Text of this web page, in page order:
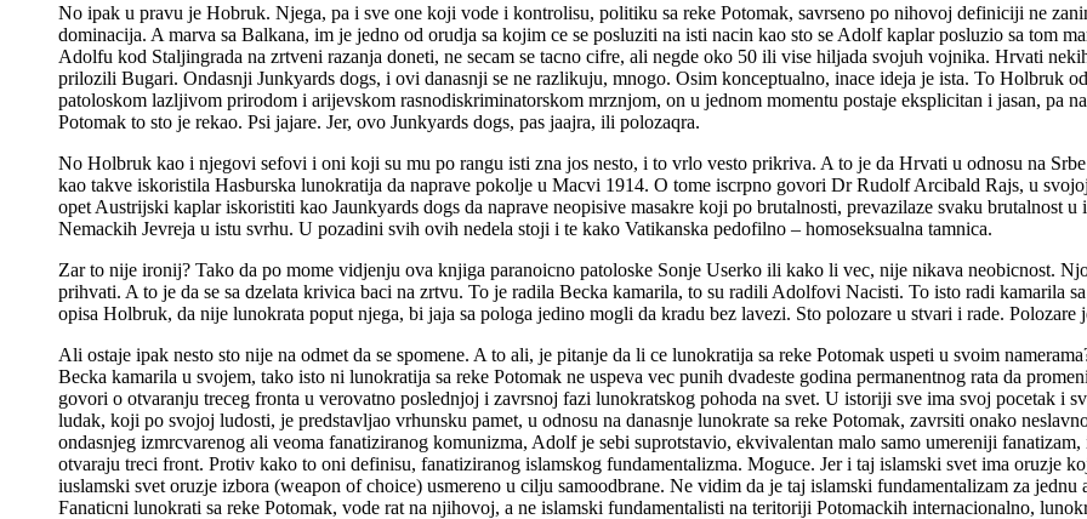
No ipak u pravu je Hobruk. Njega, pa i sve one koji vode i kontrolisu, politiku sa reke Potomak, savrseno po nihovoj definiciji ne
dominacija. A marva sa Balkana, im je jedno od orudja sa kojim ce se posluziti na isti nacin kao sto se Adolf kaplar posluzio sa tom
Adolfu kod Staljingrada na zrtveni razanja doneti, ne secam se tacno cifre, ali negde oko 50 ili vise hiljada svojuh vojnika. Hrvati
prilozili Bugari. Ondasnji Junkyards dogs, i ovi danasnji se ne razlikuju, mnogo. Osim konceptualno, inace ideja je ista. To Holbruk
patoloskom lazljivom prirodom i arijevskom rasnodiskriminatorskom mrznjom, on u jednom momentu postaje eksplicitan i jasan, pa
Potomak to sto je rekao. Psi jajare. Jer, ovo Junkyards dogs, pas jaajra, ili polozaqra.
No Holbruk kao i njegovi sefovi i oni koji su mu po rangu isti zna jos nesto, i to vrlo vesto prikriva. A to je da Hrvati u odnosu na
kao takve iskoristila Hasburska lunokratija da naprave pokolje u Macvi 1914. O tome iscrpno govori Dr Rudolf Arcibald Rajs, u
opet Austrijski kaplar iskoristiti kao Jaunkyards dogs da naprave neopisive masakre koji po brutalnosti, prevazilaze svaku brutalnost
Nemackih Jevreja u istu svrhu. U pozadini svih ovih nedela stoji i te kako Vatikanska pedofilno – homoseksualna tamnica.
Zar to nije ironij? Tako da po mome vidjenju ova knjiga paranoicno patoloske Sonje Userko ili kako li vec, nije nikava neobicnost.
prihvati. A to je da se sa dzelata krivica baci na zrtvu. To je radila Becka kamarila, to su radili Adolfovi Nacisti. To isto radi kamarila
opisa Holbruk, da nije lunokrata poput njega, bi jaja sa pologa jedino mogli da kradu bez lavezi. Sto polozare u stvari i rade.
Ali ostaje ipak nesto sto nije na odmet da se spomene. A to ali, je pitanje da li ce lunokratija sa reke Potomak uspeti u svoim
Becka kamarila u svojem, tako isto ni lunokratija sa reke Potomak ne uspeva vec punih dvadeste godina permanentnog rata da
govori o otvaranju treceg fronta u verovatno poslednjoj i zavrsnoj fazi lunokratskog pohoda na svet. U istoriji sve ima svoj pocetak i
ludak, koji po svojoj ludosti, je predstavljao vrhunsku pamet, u odnosu na danasnje lunokrate sa reke Potomak, zavrsiti onako
ondasnjeg izmrcvarenog ali veoma fanatiziranog komunizma, Adolf je sebi suprotstavio, ekvivalentan malo samo umereniji
otvaraju treci front. Protiv kako to oni definisu, fanatiziranog islamskog fundamentalizma. Moguce. Jer i taj islamski svet ima oruzje
iuslamski svet oruzje izbora (weapon of choice) usmereno u cilju samoodbrane. Ne vidim da je taj islamski fundamentalizam za
Fanaticni lunokrati sa reke Potomak, vode rat na njihovoj, a ne islamski fundamentalisti na teritoriji Potomackih internacionalno,